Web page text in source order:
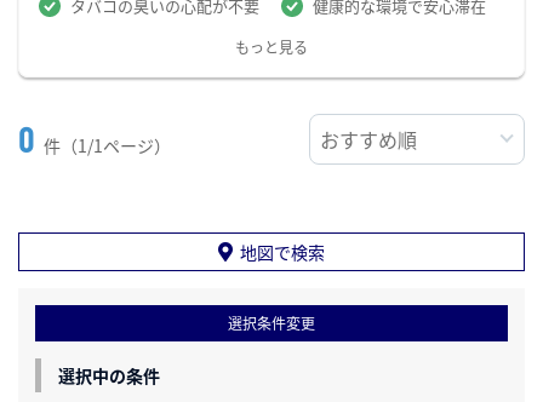
タバコの臭いの心配が不要 健康的な環境で安心滞在
もっと見る
0 件（1/1ページ）
地図で検索
選択条件変更
選択中の条件